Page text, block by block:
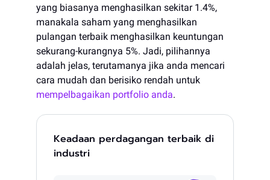
yang biasanya menghasilkan sekitar 1.4%,
manakala saham yang menghasilkan
pulangan terbaik menghasilkan keuntungan
sekurang-kurangnya 5%. Jadi, pilihannya
adalah jelas, terutamanya jika anda mencari
cara mudah dan berisiko rendah untuk
mempelbagaikan portfolio anda.
Keadaan perdagangan terbaik di
industri